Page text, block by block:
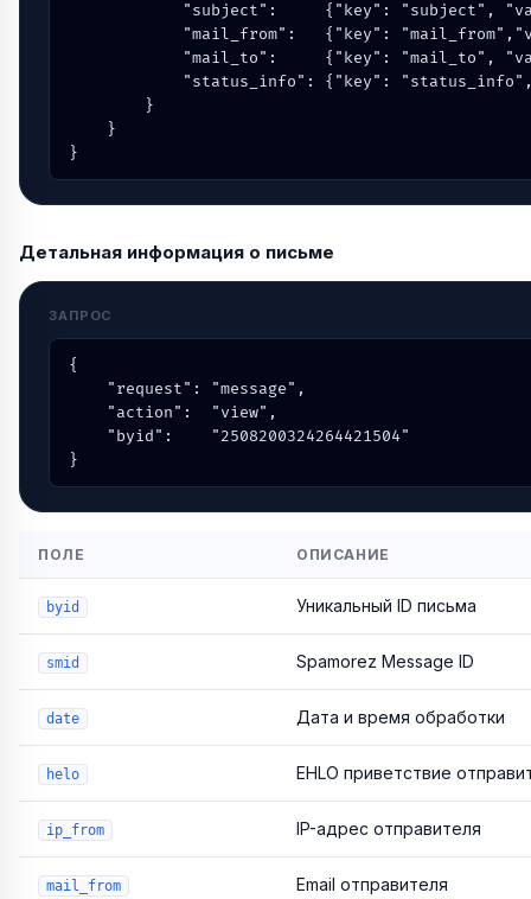
"subject":     {"key": "subject",
"mail_from":   {"key":
"mail_to":     {"key": "mail_to",
"status_info": {"key":
        }
    }
}
Детальная информация о письме
ЗАПРОС
{
    "request": "message",
    "action":  "view",
    "byid":    "2508200324264421504"
}
ПОЛЕ ОПИСАНИЕ
byid Уникальный ID письма
smid Spamorez Message ID
date Дата и время обработки
helo EHLO приветствие
ip_from IP-адрес отправителя
mail_from Email отправителя